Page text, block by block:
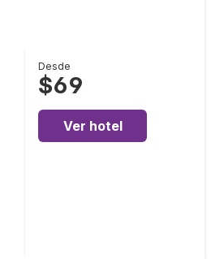
Desde
$69
Ver hotel